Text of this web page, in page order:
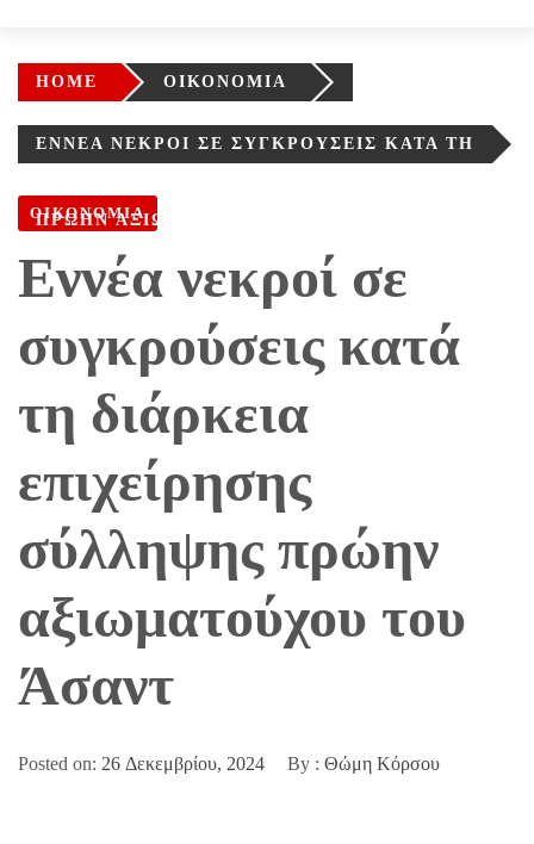
HOME ΟΙΚΟΝΟΜΙΑ
ΕΝΝΈΑ ΝΕΚΡΟΊ ΣΕ ΣΥΓΚΡΟΎΣΕΙΣ ΚΑΤΆ ΤΗ
ΠΡΏΗΝ ΑΞΙΩΜΑΤΟΎΧΟΥ ΤΟΥ ΆΣΑΝΤ
ΟΙΚΟΝΟΜΙΑ
Εννέα νεκροί σε
συγκρούσεις κατά
τη διάρκεια
επιχείρησης
σύλληψης πρώην
αξιωματούχου του
Άσαντ
Posted on: 26 Δεκεμβρίου, 2024 By : Θώμη Κόρσου